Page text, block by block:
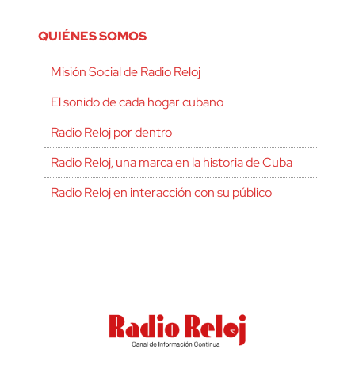
QUIÉNES SOMOS
Misión Social de Radio Reloj
El sonido de cada hogar cubano
Radio Reloj por dentro
Radio Reloj, una marca en la historia de Cuba
Radio Reloj en interacción con su público